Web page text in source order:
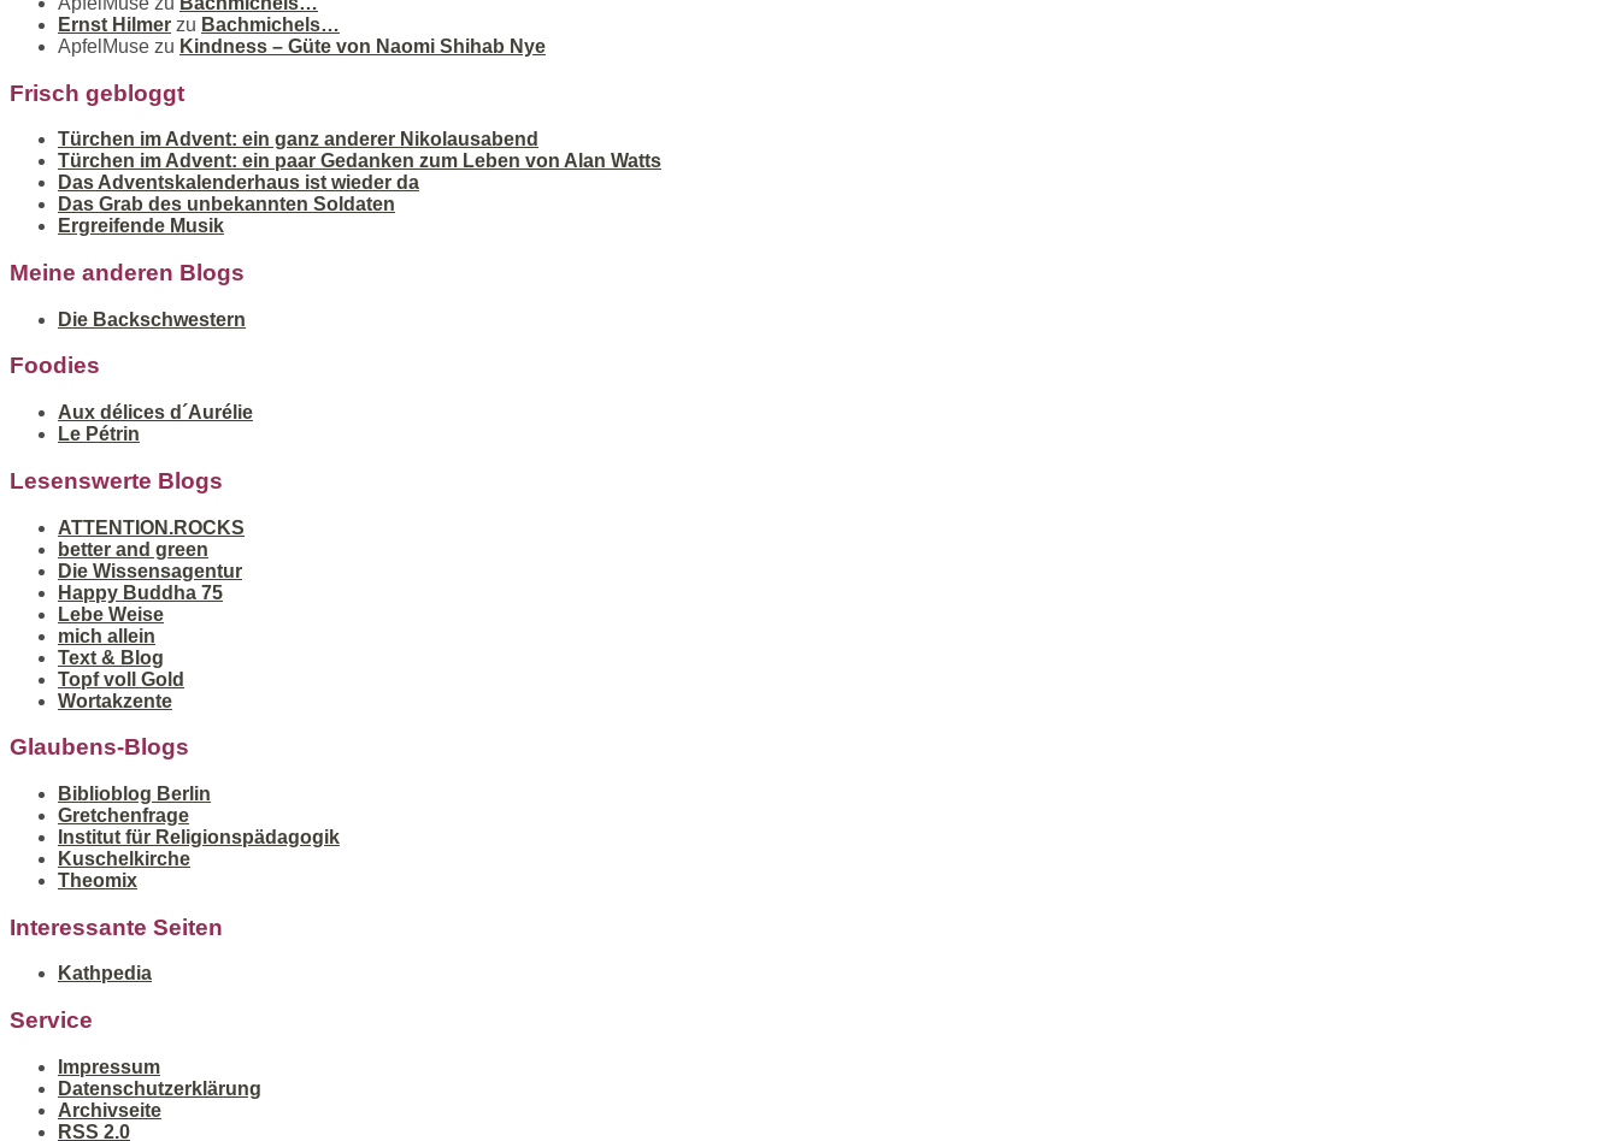
Ernst Hilmer zu Bachmichels…
ApfelMuse zu Kindness – Güte von Naomi Shihab Nye
Frisch gebloggt
Türchen im Advent: ein ganz anderer Nikolausabend
Türchen im Advent: ein paar Gedanken zum Leben von Alan Watts
Das Adventskalenderhaus ist wieder da
Das Grab des unbekannten Soldaten
Ergreifende Musik
Meine anderen Blogs
Die Backschwestern
Foodies
Aux délices d´Aurélie
Le Pétrin
Lesenswerte Blogs
ATTENTION.ROCKS
better and green
Die Wissensagentur
Happy Buddha 75
Lebe Weise
mich allein
Text & Blog
Topf voll Gold
Wortakzente
Glaubens-Blogs
Biblioblog Berlin
Gretchenfrage
Institut für Religionspädagogik
Kuschelkirche
Theomix
Interessante Seiten
Kathpedia
Service
Impressum
Datenschutzerklärung
Archivseite
RSS 2.0